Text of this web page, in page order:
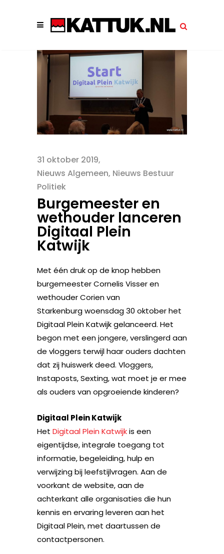
31 oktober 2019
Nieuws Algemeen, Nieuws Bestuur
Politiek
Burgemeester en
wethouder lanceren
Digitaal Plein
Katwijk
Met één druk op de knop hebben
burgemeester Cornelis Visser en
wethouder Corien van
Starkenburg woensdag 30 oktober het
Digitaal Plein Katwijk gelanceerd. Het
begon met een jongere, verslingerd aan
de vloggers terwijl haar ouders dachten
dat zij huiswerk deed. Vloggers,
Instaposts, Sexting, wat moet je er mee
als ouders van opgroeiende kinderen?
Digitaal Plein Katwijk
Het Digitaal Plein Katwijkis een
eigentijdse, integrale toegang tot
informatie, begeleiding, hulp en
verwijzing bij leefstijlvragen. Aan de
voorkant de website, aan de
achterkant alle organisaties die hun
kennis en ervaring leveren aan het
Digitaal Plein, met daartussen de
contactpersonen.